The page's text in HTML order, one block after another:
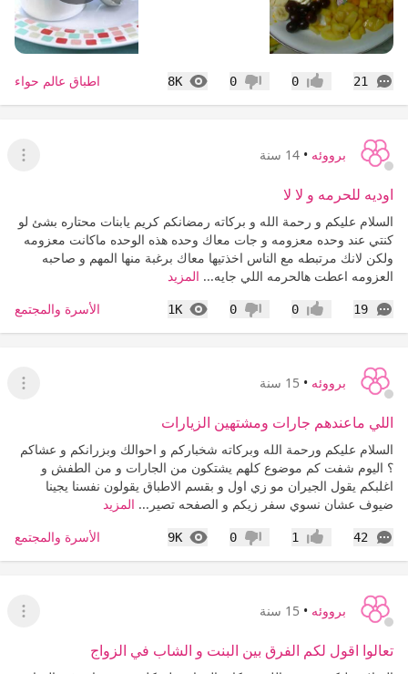
21
التعليقات إعجاب0 عدم إعجاب
0
8K
المشاهدات اطباق عالم حواء
برووئه • 14 سنة
عرض
اوديه للحرمه و لا لا
السلام عليكم و رحمة الله و بركاته رمضانكم كريم يابنات محتاره بشئ لو
كنتي عند وحده معزومه و جات معاك وحده هذه الوحده ماكانت معزومه
ولكن لانك مرتبطه مع الناس اخذتيها معاك برغبة منها المهم و صاحبه
العزومه اعطت هالحرمه اللي جايه... المزيد
19
التعليقات إعجاب0 عدم إعجاب
0
1K
المشاهدات الأسرة والمجتمع
برووئه • 15 سنة
عرض
اللي ماعندهم جارات ومشتهين الزيارات
السلام عليكم ورحمة الله وبركاته شخباركم و احوالك وبزرانكم و عشاكم
؟ اليوم شفت كم موضوع كلهم يشتكون من الجارات و من الطفش و
اغلبكم يقول الجيران مو زي اول و بقسم الاطباق يقولون نفسنا يجينا
ضيوف عشان نسوي سفر زيكم و الصفحه تصير... المزيد
42
التعليقات إعجاب1 عدم إعجاب
0
9K
المشاهدات الأسرة والمجتمع
برووئه • 15 سنة
عرض
تعالوا اقول لكم الفرق بين البنت و الشاب في الزواج